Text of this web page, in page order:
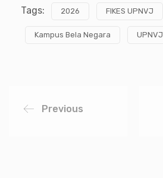
Tags: 2026 FIKES UPNVJ
Kampus Bela Negara UPNVJ
Previous